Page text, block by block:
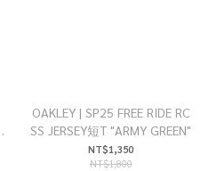
OAKLEY | SP25 FREE RIDE RC
SS JERSEY短T "ARMY GREEN"
NT$1,350
NT$1,800